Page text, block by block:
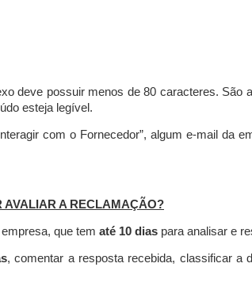
deve possuir menos de 80 caracteres. São
esteja legível.
com o Fornecedor”, algum e-mail da
AVALIAR A RECLAMAÇÃO?
que tem até 10 dias para analisar e
, comentar a resposta recebida, classificar a